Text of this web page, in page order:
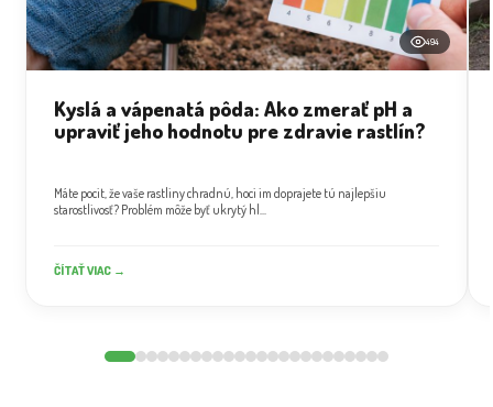
494
Kyslá a vápenatá pôda: Ako zmerať pH a
upraviť jeho hodnotu pre zdravie rastlín?
Máte pocit, že vaše rastliny chradnú, hoci im doprajete tú najlepšiu
starostlivosť? Problém môže byť ukrytý hl...
ČÍTAŤ VIAC →